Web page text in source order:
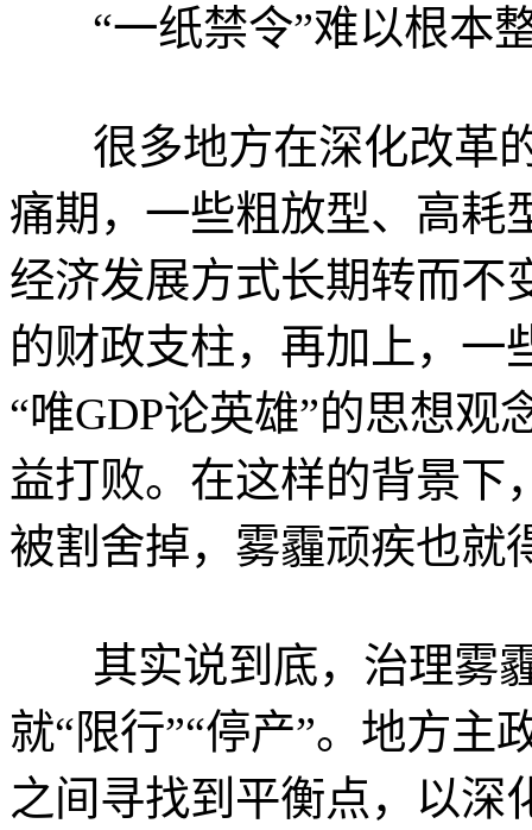
“一纸禁令”难以根本
很多地方在深化改革的
痛期，一些粗放型、高耗
经济发展方式长期转而不
的财政支柱，再加上，一
“唯GDP论英雄”的思想
益打败。在这样的背景下
被割舍掉，雾霾顽疾也就
其实说到底，治理雾霾
就“限行”“停产”。地方主
之间寻找到平衡点，以深